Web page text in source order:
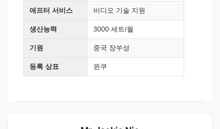
애프터 서비스 비디오 기술 지원
생산능력 3000 세트/월
기원 중국 장쑤성
등록 상표 윈쿠